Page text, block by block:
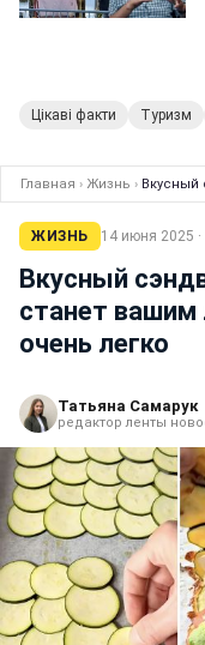
Цікаві факти Туризм
Главная › Жизнь › Вкусный
ЖИЗНЬ 14 июня 2025 ·
Вкусный
станет
очень легко
Татьяна Самарук
редактор ленты